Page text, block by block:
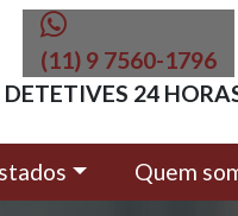
(11) 9 7560-1796
DETETIVES 24
Quem